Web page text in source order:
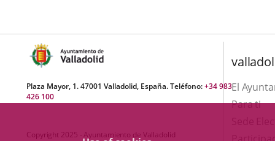
Plaza Mayor, 1. 47001 Valladolid, España. Teléfono:+34 983
426 100
Copyright 2025 - Ayuntamiento de Valladolid
El
Para ti